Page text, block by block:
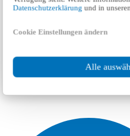
Datenschutzerklärung und in
Cookie Einstellungen ändern
Alle